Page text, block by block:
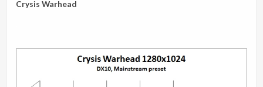
Crysis Warhead